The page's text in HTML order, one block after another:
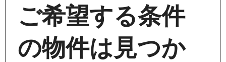
ご希望する条件
の物件は見つか